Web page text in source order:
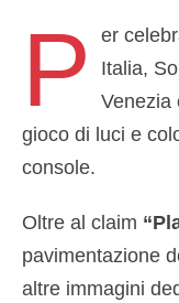
P er
Italia,
Venezia
gioco di luci e
console.
Oltre al claim
pavimentazione
altre immagini